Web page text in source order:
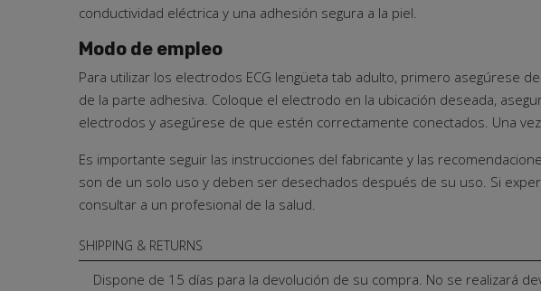
conductividad eléctrica y una adhesión segura a la piel.
Modo de empleo
Para utilizar los electrodos ECG lengüeta tab adulto, primero asegúrese
de la parte adhesiva. Coloque el electrodo en la ubicación deseada,
electrodos y asegúrese de que estén correctamente conectados. Una
Es importante seguir las instrucciones del fabricante y las
son de un solo uso y deben ser desechados después de su uso. Si
consultar a un profesional de la salud.
SHIPPING & RETURNS
Dispone de 15 días para la devolución de su compra. No se realizará